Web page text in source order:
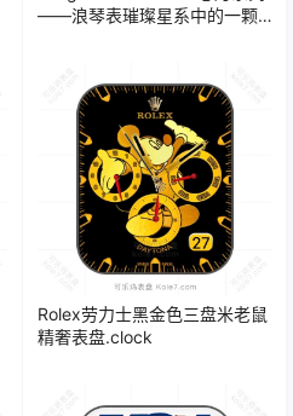
——浪琴表璀璨星系中的一颗
Rolex劳力士黑金色三盘米老鼠
精奢表盘.clock